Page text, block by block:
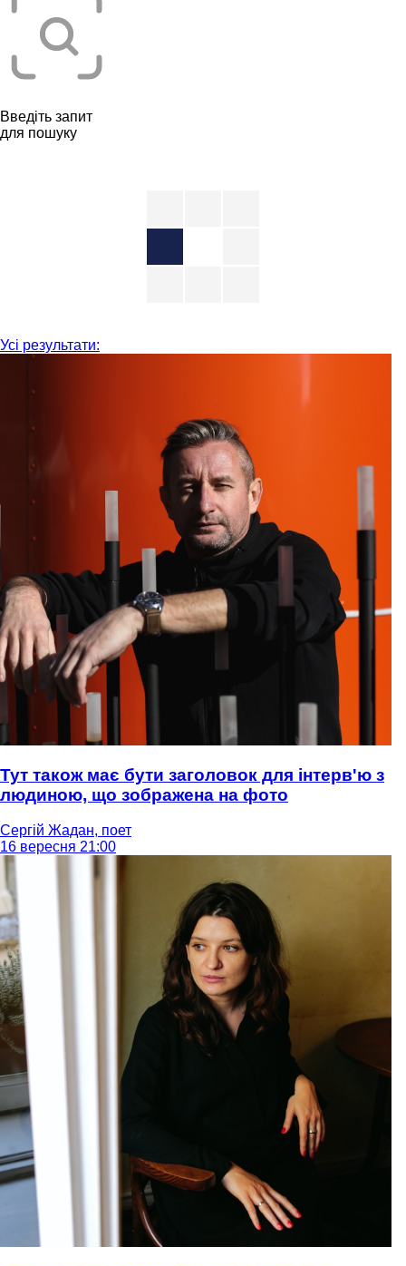
Введіть запит
для пошуку
Усі результати:
Тут також має бути заголовок для інтерв'ю з
людиною, що зображена на фото
Сергій Жадан, поет
16 вересня 21:00